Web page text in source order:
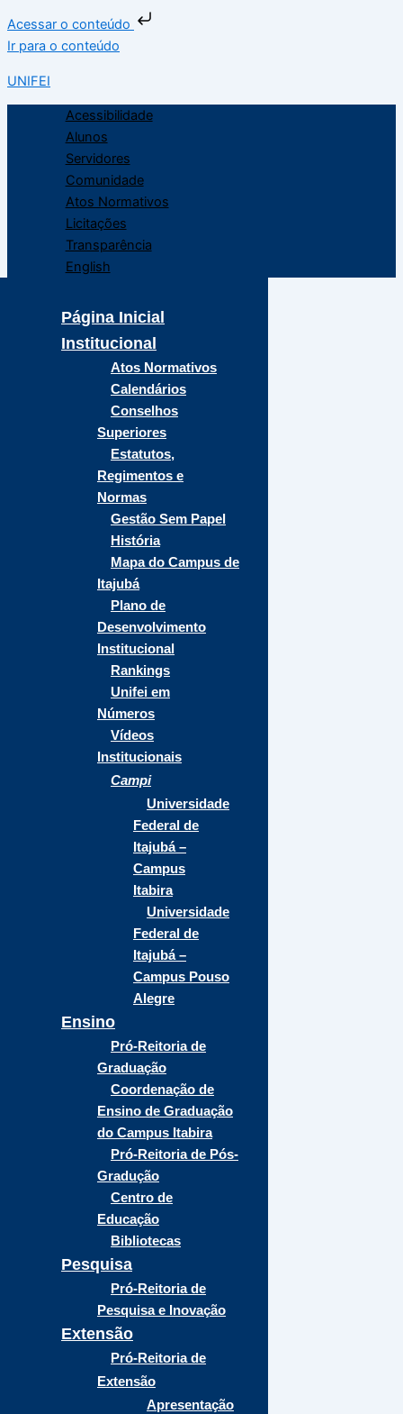
Acessar o conteúdo
Ir para o conteúdo
UNIFEI
Acessibilidade
Alunos
Servidores
Comunidade
Atos Normativos
Licitações
Transparência
English
Página Inicial
Institucional
Atos Normativos
Calendários
Conselhos
Superiores
Estatutos,
Regimentos e
Normas
Gestão Sem Papel
História
Mapa do Campus de
Itajubá
Plano de
Desenvolvimento
Institucional
Rankings
Unifei em
Números
Vídeos
Institucionais
Campi
Universidade
Federal de
Itajubá –
Campus
Itabira
Universidade
Federal de
Itajubá –
Campus Pouso
Alegre
Ensino
Pró-Reitoria de
Graduação
Coordenação de
Ensino de Graduação
do Campus Itabira
Pró-Reitoria de Pós-
Gradução
Centro de
Educação
Bibliotecas
Pesquisa
Pró-Reitoria de
Pesquisa e Inovação
Extensão
Pró-Reitoria de
Extensão
Apresentação